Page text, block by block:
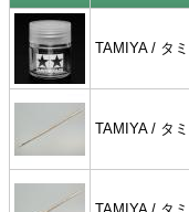
TAMIYA / タ
TAMIYA / タ